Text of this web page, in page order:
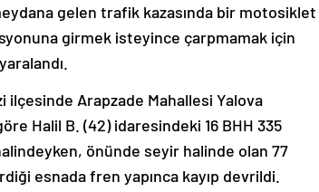
gelen trafik kazasında bir motosiklet
girmek isteyince çarpmamak için
ilçesinde Arapzade Mahallesi Yalova
Halil B. (42) idaresindeki 16 BHH 335
önünde seyir halinde olan 77
esnada fren yapınca kayıp devrildi.